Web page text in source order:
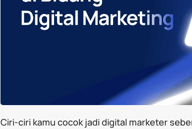
Ciri-ciri kamu cocok jadi digital marketer